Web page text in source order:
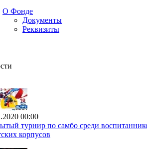
О Фонде
Документы
Реквизиты
00:00
турнир по самбо среди
корпусов